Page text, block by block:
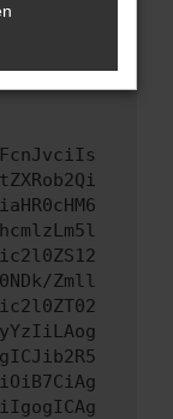
Du kannst
der
Zmll